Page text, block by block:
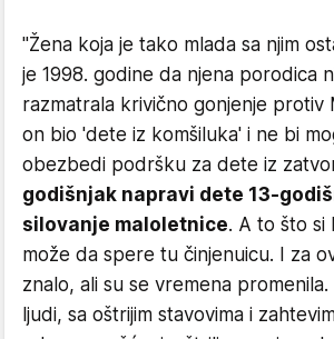
"Žena koja je tako mlada sa njim
je 1998. godine da njena porodica
razmatrala krivično gonjenje protiv
on bio 'dete iz komšiluka' i ne bi
obezbedi podršku za dete iz
godišnjak napravi dete 13-
silovanje maloletnice. A to što si
može da spere tu činjenuicu. I za
znalo, ali su se vremena
ljudi, sa oštrijim stavovima i